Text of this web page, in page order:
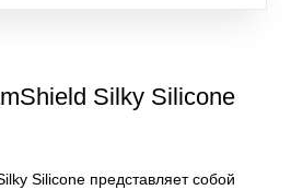
Silky Silicone
Silicone представляет собой